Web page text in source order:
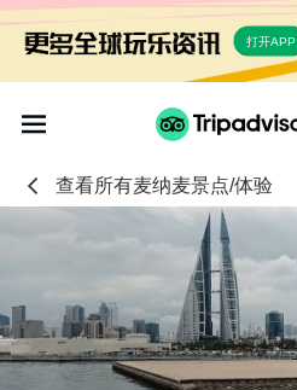
打开APP
查看所有麦纳麦景点/体验